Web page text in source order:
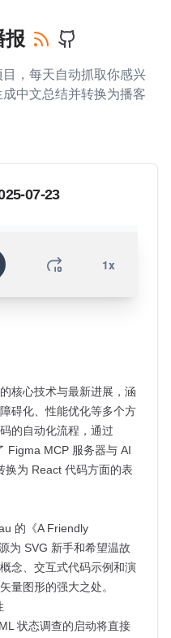
报
，每天自动抓取你感兴
中文总结并转换为播客
07-23
核心技术与最新进展，涵
碍化、性能优化等多个方
的自动化流程，通过
Figma MCP 服务器与 AI
换为 React 代码方面的表
的《A Friendly
为 SVG 新手和希望温故
念、交互式代码示例和演
量图形的强大之处。
状态调查的启动将直接